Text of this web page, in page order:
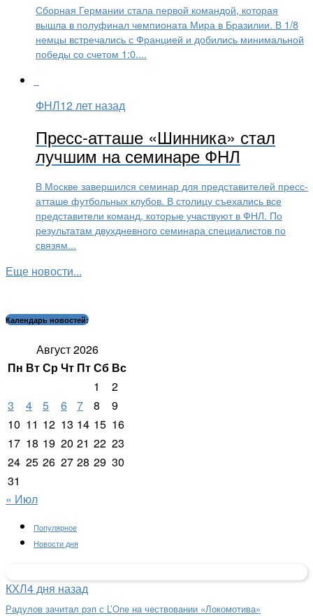
Сборная Германии стала первой командой, которая
вышла в полуфинал чемпионата Мира в Бразилии. В 1/8
немцы встречались с Францией и добились минимальной
победы со счетом 1:0....
ФНЛ12 лет назад
Пресс-атташе «Шинника» стал
лучшим на семинаре ФНЛ
В Москве завершился семинар для представителей пресс-
атташе футбольных клубов. В столицу съехались все
представители команд, которые участвуют в ФНЛ. По
результатам двухдневного семинара специалистов по
связям...
Еще новости...
Календарь новостей:
Август 2026
Пн ВтСрЧт ПтСб Вс
1
2
3
4 5 6 7 8
9
10 11 12 13 14 15 16
17 18 19 20 21 22 23
24 25 26 27 28 29 30
31
« Июл
Популярное
Новости дня
КХЛ4 дня назад
Радулов зачитал рэп с L’One на чествовании «Локомотива»